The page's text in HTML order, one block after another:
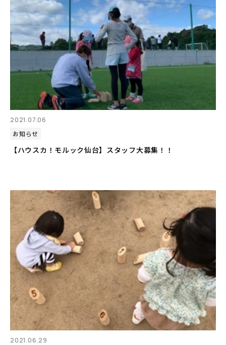
2021.07.06
お知らせ
【ハウスカ！モルック仙台】スタッフ大募集！！
2021.06.29